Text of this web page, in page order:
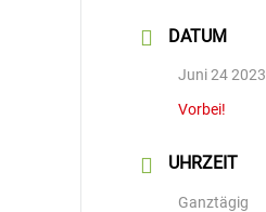
DATUM
Juni 24 2023
Vorbei!
UHRZEIT
Ganztägig